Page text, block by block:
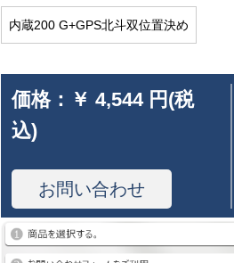
内蔵200 G+GPS北斗双位置決め
価格： ￥ 4,544 円(税
込)
お問い合わせ